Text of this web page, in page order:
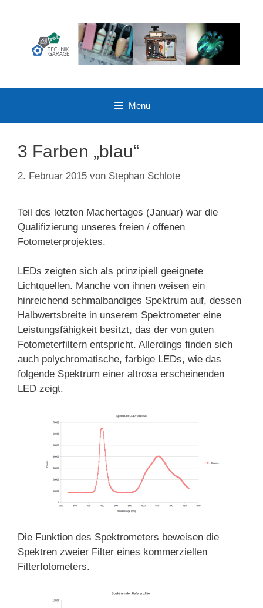
Menü
3 Farben „blau“
2. Februar 2015 von Stephan Schlote
Teil des letzten Machertages (Januar) war die
Qualifizierung unseres freien / offenen
Fotometerprojektes.
LEDs zeigten sich als prinzipiell geeignete
Lichtquellen. Manche von ihnen weisen ein
hinreichend schmalbandiges Spektrum auf, dessen
Halbwertsbreite in unserem Spektrometer eine
Leistungsfähigkeit besitzt, das der von guten
Fotometerfiltern entspricht. Allerdings finden sich
auch polychromatische, farbige LEDs, wie das
folgende Spektrum einer altrosa erscheinenden
LED zeigt.
Die Funktion des Spektrometers beweisen die
Spektren zweier Filter eines kommerziellen
Filterfotometers.